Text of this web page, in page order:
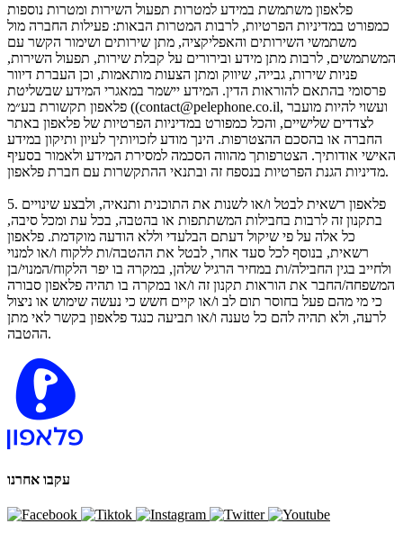
פלאפון משתמשת במידע למטרות תפעול השירות ומטרות נוספות
כמפורט במדיניות הפרטיות, לרבות המטרות הבאות: פעילות החברה מול
משתמשי השירותים והאפליקציה, מתן שירותים ושימור הקשר עם
המשתמשים, לרבות מתן מידע ובירורים על קבלת שירות, תפעול השירות,
פניות שירות, גבייה, שיווק ומתן הצעות מותאמות, וכן העברת דיוור
פרסומי בהתאם להוראות הדין. המידע יישמר במאגרי המידע שבשליטת
פלאפון תקשורת בע״מ ((contact@pelephone.co.il, ועשוי להיות מועבר
לצדדים שלישיים, והכל כמפורט במדיניות הפרטיות של פלאפון באתר
החברה או בהסכם ההצטרפות. הינך מודע לזכויותיך לעיון ותיקון במידע
האישי אודותיך. הצטרפותך מהווה הסכמה למסירת המידע ולאמור בסעיף
מדיניות הגנת הפרטיות בנספח זה ובתנאי ההתקשרות עם חברת פלאפון.
5. פלאפון רשאית לבטל ו/או לשנות את התוכנית ותנאיה, ולבצע שינויים
בתקנון זה לרבות בחבילות המשתתפות או בהטבה, בכל עת ומכל סיבה,
כל אלה על פי שיקול דעתם הבלעדי וללא הודעה מוקדמת. פלאפון
רשאית, בנוסף לכל סעד אחר, לבטל את ההטבה/ות ללקוח ו/או למנוי
ולחייב בגין החבילה/ות במחיר הרגיל שלהן, במקרה בו יפר הלקוח/המנוי/בן
המשפחה/החבר את הוראות תקנון זה ו/או במקרה בו תהיה פלאפון סבורה
כי מי מהם פעל בחוסר תום לב ו/או קיים חשש כי נעשה שימוש או ניצול
לרעה, ולא תהיה להם כל טענה ו/או תביעה כנגד פלאפון בקשר לאי מתן
ההטבה.
עקבו אחרנו